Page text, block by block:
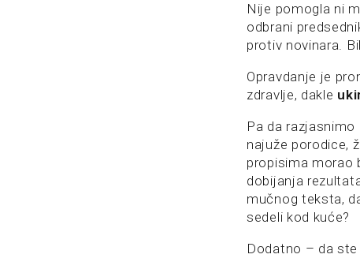
Nije pomogla ni
odbrani
protiv novinara.
Opravdanje je
zdravlje, dakle
Pa da
najuže porodice,
propisima morao
dobijanja
mučnog teksta,
sedeli kod kuće?
Dodatno – da